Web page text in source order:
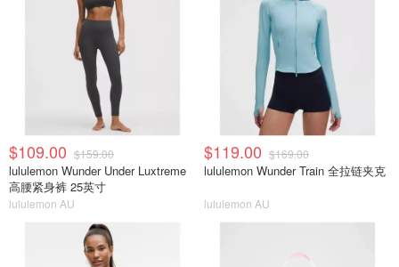
$109.00 $159.00
lululemon Wunder Under Luxtreme
高腰紧身裤 25英寸
lululemon AU
$119.00 $169.00
lululemon Wunder Train 全拉链夹克
lululemon AU